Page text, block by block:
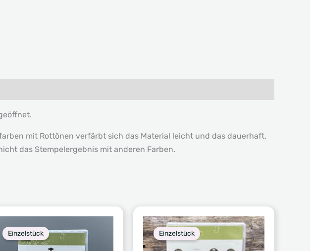
mit Rottönen verfärbt sich das Material leicht und das dauerhaft.
das Stempelergebnis mit anderen Farben.
Einzelstück Einzelstück